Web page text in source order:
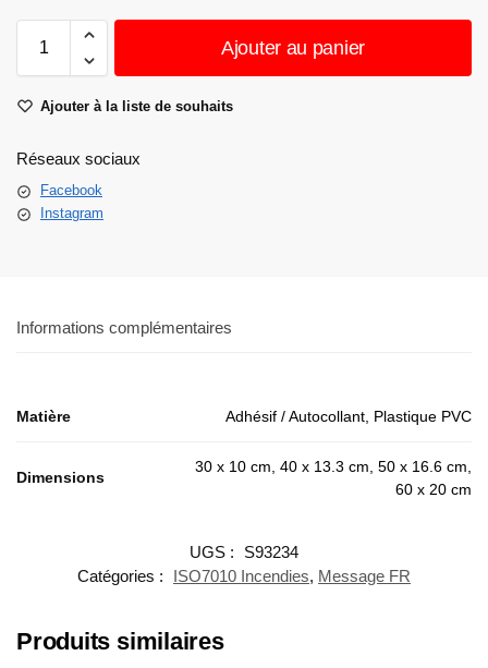
Ajouter au panier
Ajouter à la liste de souhaits
Réseaux sociaux
Facebook
Instagram
Informations complémentaires
Matière Adhésif / Autocollant, Plastique PVC
Dimensions
30 x 10 cm, 40 x 13.3 cm, 50 x 16.6 cm,
60 x 20 cm
UGS :
S93234
Catégories :
ISO7010 Incendies, Message FR
Produits similaires